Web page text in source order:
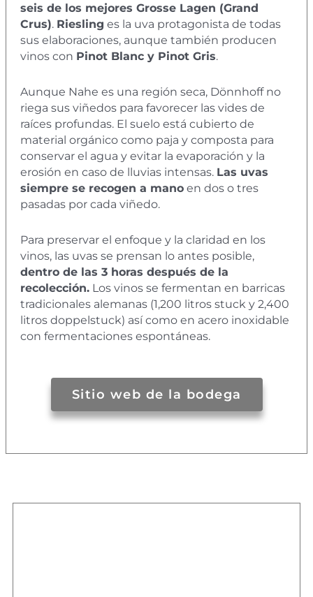
seis de los mejores Grosse Lagen (Grand
Crus). Riesling es la uva protagonista de todas
sus elaboraciones, aunque también producen
vinos con Pinot Blanc y Pinot Gris.
Aunque Nahe es una región seca, Dönnhoff no
riega sus viñedos para favorecer las vides de
raíces profundas. El suelo está cubierto de
material orgánico como paja y composta para
conservar el agua y evitar la evaporación y la
erosión en caso de lluvias intensas. Las uvas
siempre se recogen a manoen dos o tres
pasadas por cada viñedo.
Para preservar el enfoque y la claridad en los
vinos, las uvas se prensan lo antes posible,
dentro de las 3 horas después de la
recolección.Los vinos se fermentan en barricas
tradicionales alemanas (1,200 litros stuck y 2,400
litros doppelstuck) así como en acero inoxidable
con fermentaciones espontáneas.
Sitio web de la bodega